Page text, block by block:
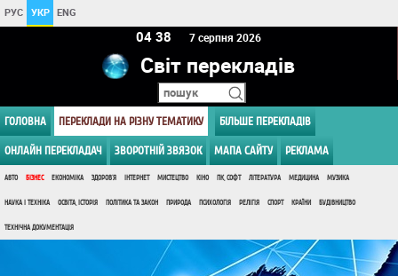
РУС УКР ENG
04:38 7 серпня 2026
Світ перекладів
ГОЛОВНА ПЕРЕКЛАДИ НА РІЗНУ ТЕМАТИКУ БІЛЬШЕ ПЕРЕКЛАДІВ
ОНЛАЙН ПЕРЕКЛАДАЧ ЗВОРОТНІЙ ЗВЯЗОК МАПА САЙТУ РЕКЛАМА
АВТО БІЗНЕС ЕКОНОМІКА ЗДОРОВ'Я ІНТЕРНЕТ МИСТЕЦТВО КІНО ПК, СОФТ ЛІТЕРАТУРА МЕДИЦИНА МУЗИКА
НАУКА І ТЕХНІКА ОСВІТА, ІСТОРІЯ ПОЛІТИКА ТА ЗАКОН ПРИРОДА ПСИХОЛОГІЯ РЕЛІГІЯ СПОРТ КРАЇНИ БУДІВНИЦТВО
ТЕХНІЧНА ДОКУМЕНТАЦІЯ